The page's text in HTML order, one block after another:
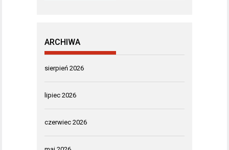
ARCHIWA
sierpień 2026
lipiec 2026
czerwiec 2026